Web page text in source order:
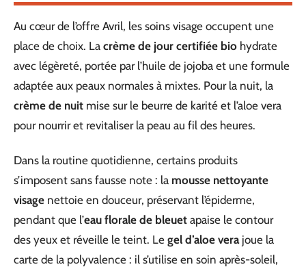
Au cœur de l’offre Avril, les soins visage occupent une
place de choix. La crème de jour certifiée bio hydrate
avec légèreté, portée par l’huile de jojoba et une formule
adaptée aux peaux normales à mixtes. Pour la nuit, la
crème de nuit mise sur le beurre de karité et l’aloe vera
pour nourrir et revitaliser la peau au fil des heures.
Dans la routine quotidienne, certains produits
s’imposent sans fausse note : la mousse nettoyante
visage nettoie en douceur, préservant l’épiderme,
pendant que l’eau florale de bleuet apaise le contour
des yeux et réveille le teint. Le gel d’aloe verajoue la
carte de la polyvalence : il s’utilise en soin après-soleil,